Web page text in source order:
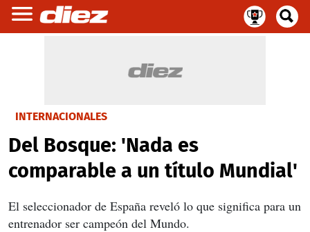
INTERNACIONALES
Del Bosque: 'Nada es
comparable a un título Mundial'
El seleccionador de España reveló lo que significa para un
entrenador ser campeón del Mundo.